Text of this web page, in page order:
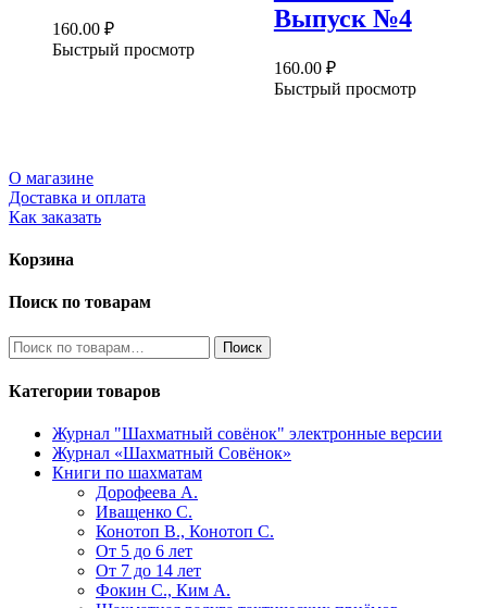
160.00 ₽
Быстрый просмотр
Выпуск №4
160.00 ₽
Быстрый просмотр
О магазине
Доставка и оплата
Как заказать
Корзина
Поиск по товарам
Искать: Поиск
Категории товаров
Журнал "Шахматный совёнок" электронные версии
Журнал «Шахматный Совёнок»
Книги по шахматам
Дорофеева А.
Иващенко С.
Конотоп В., Конотоп С.
От 5 до 6 лет
От 7 до 14 лет
Фокин С., Ким А.